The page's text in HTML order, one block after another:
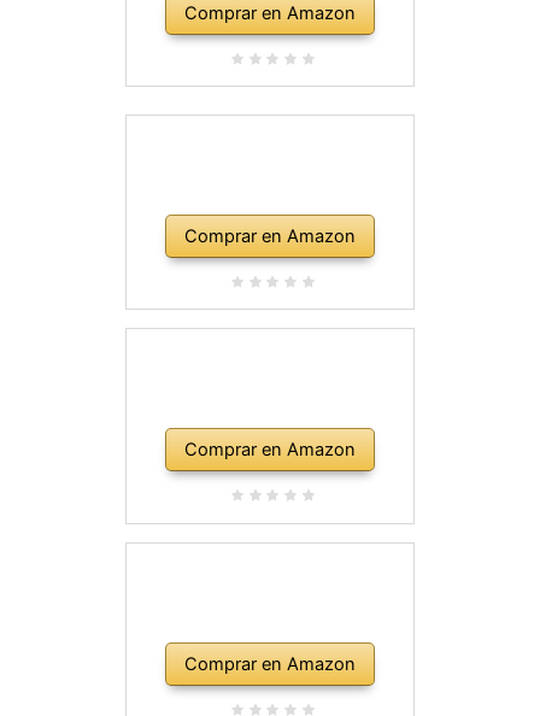
Comprar en Amazon
Comprar en Amazon
Comprar en Amazon
Comprar en Amazon